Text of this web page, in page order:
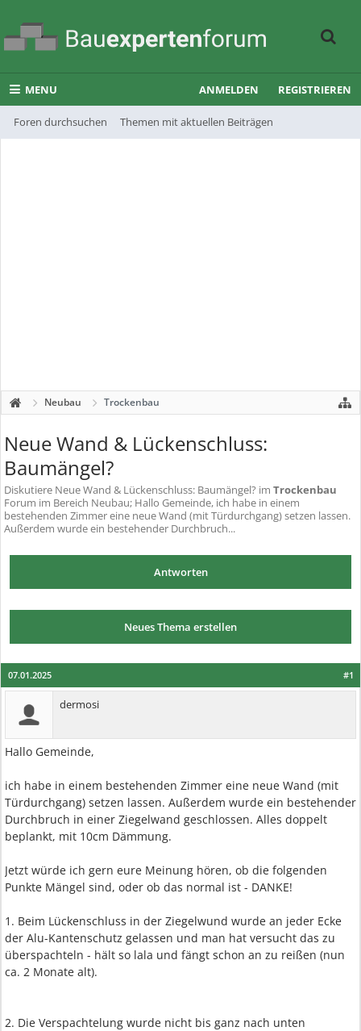
MENU
Foren durchsuchen Themen mit aktuellen Beiträgen
ANMELDEN REGISTRIEREN
Neubau Trockenbau
Neue Wand & Lückenschluss:
Baumängel?
Diskutiere Neue Wand & Lückenschluss: Baumängel? im Trockenbau
Forum im Bereich Neubau; Hallo Gemeinde, ich habe in einem
bestehenden Zimmer eine neue Wand (mit Türdurchgang) setzen lassen.
Außerdem wurde ein bestehender Durchbruch...
Antworten
Neues Thema erstellen
#1
07.01.2025
dermosi
Hallo Gemeinde,
ich habe in einem bestehenden Zimmer eine neue Wand (mit
Türdurchgang) setzen lassen. Außerdem wurde ein bestehender
Durchbruch in einer Ziegelwand geschlossen. Alles doppelt
beplankt, mit 10cm Dämmung.
Jetzt würde ich gern eure Meinung hören, ob die folgenden
Punkte Mängel sind, oder ob das normal ist - DANKE!
1. Beim Lückenschluss in der Ziegelwund wurde an jeder Ecke
der Alu-Kantenschutz gelassen und man hat versucht das zu
überspachteln - hält so lala und fängt schon an zu reißen (nun
ca. 2 Monate alt).
2. Die Verspachtelung wurde nicht bis ganz nach unten